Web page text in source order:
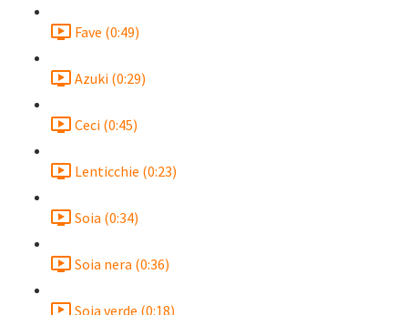
Fave (0:49)
Azuki (0:29)
Ceci (0:45)
Lenticchie (0:23)
Soia (0:34)
Soia nera (0:36)
Soia verde (0:18)